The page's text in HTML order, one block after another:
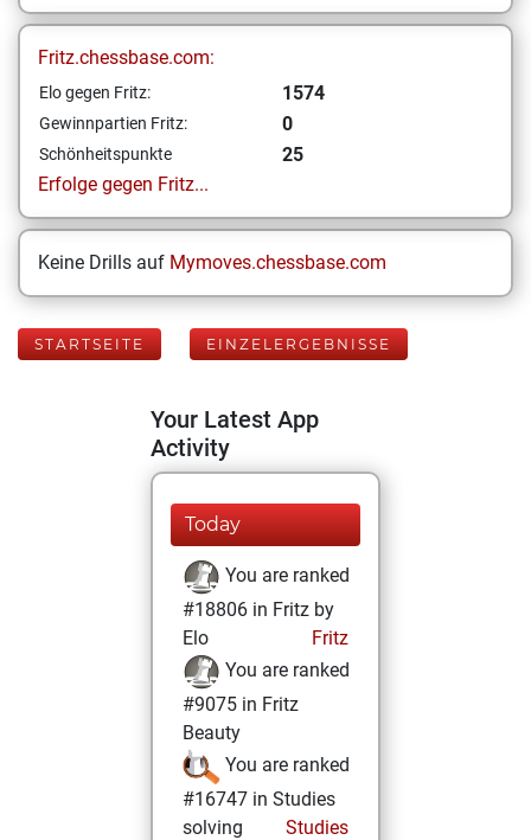
Fritz.chessbase.com:
Elo gegen Fritz: 1574
Gewinnpartien Fritz: 0
Schönheitspunkte
25
Erfolge gegen Fritz...
Keine Drills auf Mymoves.chessbase.com
STARTSEITE EINZELERGEBNISSE
Your Latest App
Activity
Today
You are ranked
#18806 in Fritz by
Elo
Fritz
You are ranked
#9075 in Fritz
Beauty
You are ranked
#16747 in Studies
solving
Studies